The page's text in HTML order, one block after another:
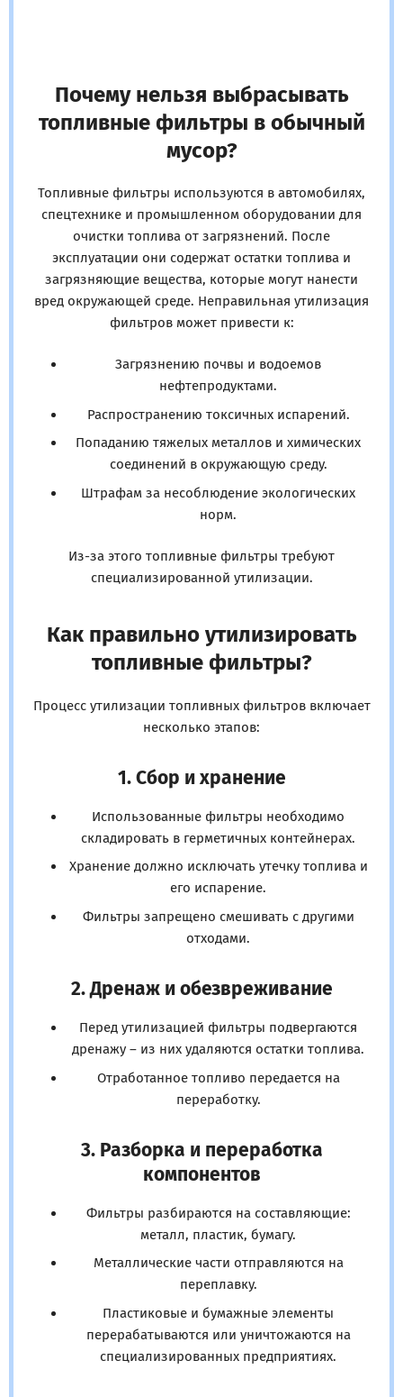
Почему нельзя выбрасывать
топливные фильтры в обычный
мусор?
Топливные фильтры используются в автомобилях,
спецтехнике и промышленном оборудовании для
очистки топлива от загрязнений. После
эксплуатации они содержат остатки топлива и
загрязняющие вещества, которые могут нанести
вред окружающей среде. Неправильная утилизация
фильтров может привести к:
Загрязнению почвы и водоемов
нефтепродуктами.
Распространению токсичных испарений.
Попаданию тяжелых металлов и химических
соединений в окружающую среду.
Штрафам за несоблюдение экологических
норм.
Из-за этого топливные фильтры требуют
специализированной утилизации.
Как правильно утилизировать
топливные фильтры?
Процесс утилизации топливных фильтров включает
несколько этапов:
1. Сбор и хранение
Использованные фильтры необходимо
складировать в герметичных контейнерах.
Хранение должно исключать утечку топлива и
его испарение.
Фильтры запрещено смешивать с другими
отходами.
2. Дренаж и обезвреживание
Перед утилизацией фильтры подвергаются
дренажу – из них удаляются остатки топлива.
Отработанное топливо передается на
переработку.
3. Разборка и переработка
компонентов
Фильтры разбираются на составляющие:
металл, пластик, бумагу.
Металлические части отправляются на
переплавку.
Пластиковые и бумажные элементы
перерабатываются или уничтожаются на
специализированных предприятиях.